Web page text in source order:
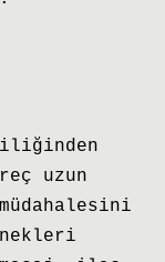
uzun